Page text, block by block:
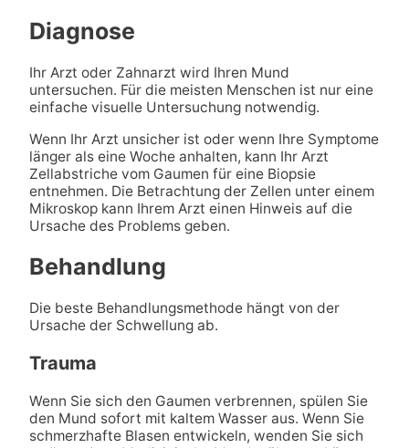
Diagnose
Ihr Arzt oder Zahnarzt wird Ihren Mund
untersuchen. Für die meisten Menschen ist nur eine
einfache visuelle Untersuchung notwendig.
Wenn Ihr Arzt unsicher ist oder wenn Ihre Symptome
länger als eine Woche anhalten, kann Ihr Arzt
Zellabstriche vom Gaumen für eine Biopsie
entnehmen. Die Betrachtung der Zellen unter einem
Mikroskop kann Ihrem Arzt einen Hinweis auf die
Ursache des Problems geben.
Behandlung
Die beste Behandlungsmethode hängt von der
Ursache der Schwellung ab.
Trauma
Wenn Sie sich den Gaumen verbrennen, spülen Sie
den Mund sofort mit kaltem Wasser aus. Wenn Sie
schmerzhafte Blasen entwickeln, wenden Sie sich